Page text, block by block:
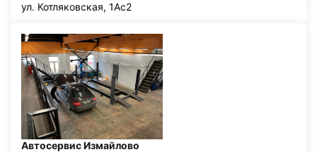
ул. Котляковская, 1Ас2
Автосервис Измайлово